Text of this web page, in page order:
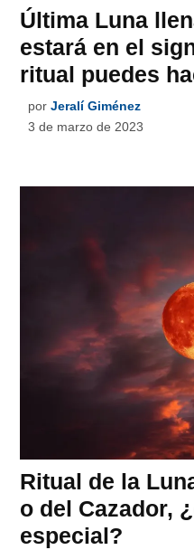
Última Luna
estará en el
ritual puedes
por Jeralí Giménez
3 de marzo de 2023
Ritual de la
o del Cazador,
especial?